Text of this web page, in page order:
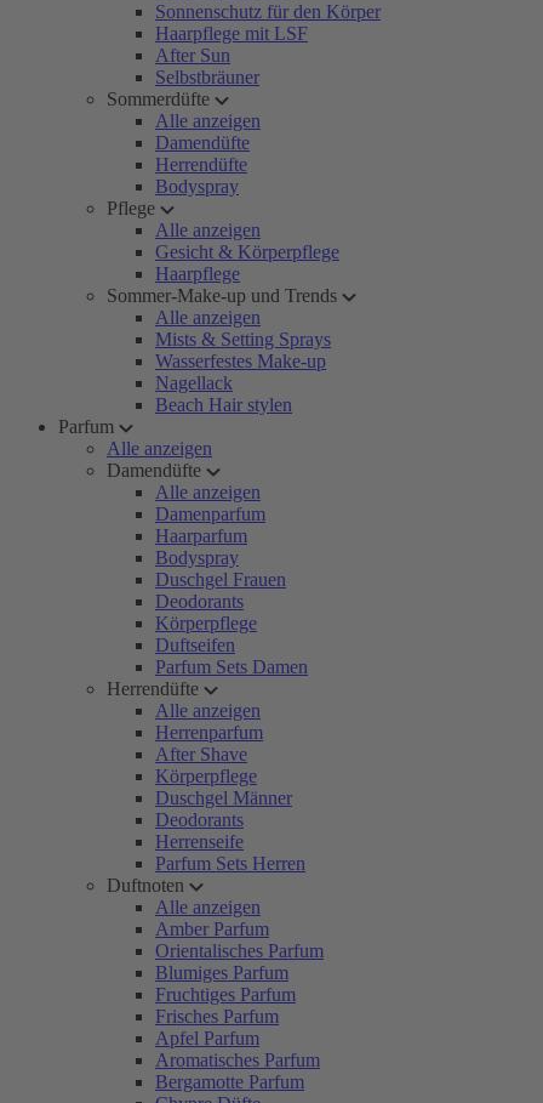
Sonnenschutz für den Körper
Haarpflege mit LSF
After Sun
Selbstbräuner
Sommerdüfte
Alle anzeigen
Damendüfte
Herrendüfte
Bodyspray
Pflege
Alle anzeigen
Gesicht & Körperpflege
Haarpflege
Sommer-Make-up und Trends
Alle anzeigen
Mists & Setting Sprays
Wasserfestes Make-up
Nagellack
Beach Hair stylen
Parfum
Alle anzeigen
Damendüfte
Alle anzeigen
Damenparfum
Haarparfum
Bodyspray
Duschgel Frauen
Deodorants
Körperpflege
Duftseifen
Parfum Sets Damen
Herrendüfte
Alle anzeigen
Herrenparfum
After Shave
Körperpflege
Duschgel Männer
Deodorants
Herrenseife
Parfum Sets Herren
Duftnoten
Alle anzeigen
Amber Parfum
Orientalisches Parfum
Blumiges Parfum
Fruchtiges Parfum
Frisches Parfum
Apfel Parfum
Aromatisches Parfum
Bergamotte Parfum